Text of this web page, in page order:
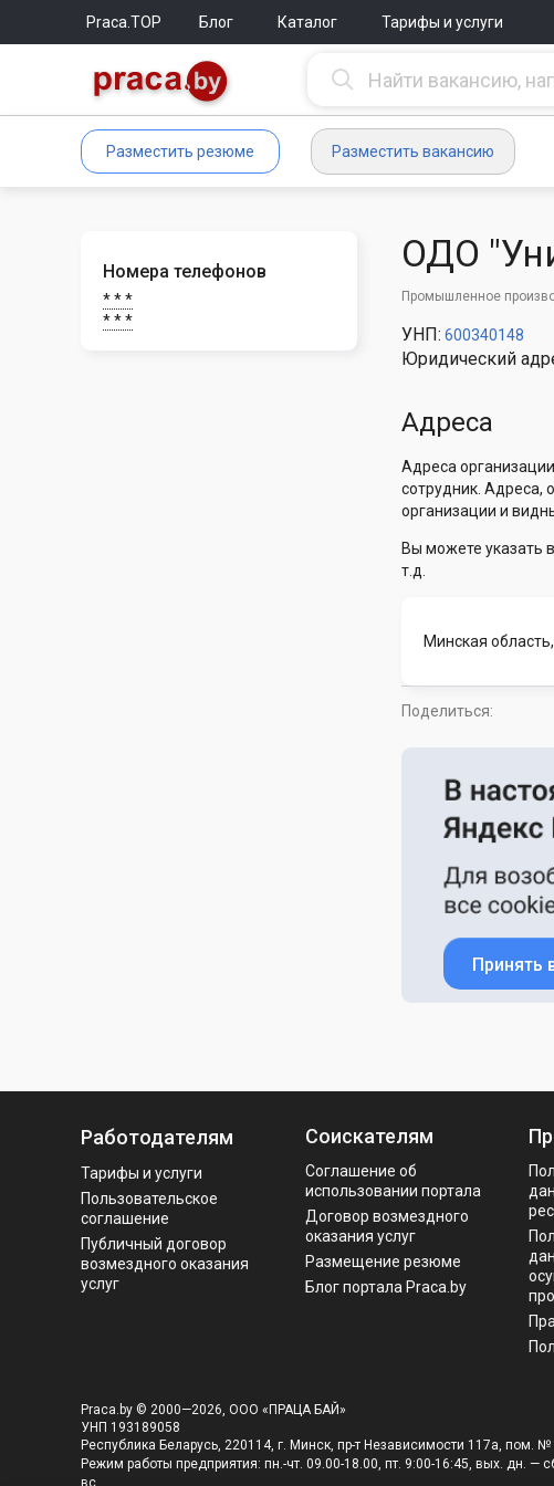
Praca.TOP Блог Каталог Тарифы и услуги
Разместить резюме Разместить вакансию
Номера телефонов
* * *
* * *
ОДО
Промышленное
УНП: 600340148
Юридический
Адреса
Адреса
сотрудник. Адреса,
организации и
Вы можете указать
т.д.
Минская
Поделиться:
Принять
Работодателям
Тарифы и услуги
Пользовательское
соглашение
Публичный договор
возмездного оказания
услуг
Соискателям
Соглашение об
использовании портала
Договор возмездного
оказания услуг
Размещение резюме
Блог портала Praca.by
Praca.by © 2000—2026, ООО «ПРАЦА БАЙ»
УНП 193189058
Республика Беларусь, 220114, г. Минск, пр-т Независимости 117а, пом. №
Режим работы предприятия: пн.-чт. 09.00-18.00, пт. 9:00-16:45, вых. дн. —
вс.